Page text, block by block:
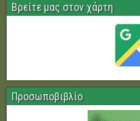
Βρείτε μας στον χάρτη
Προσωποβιβλίο